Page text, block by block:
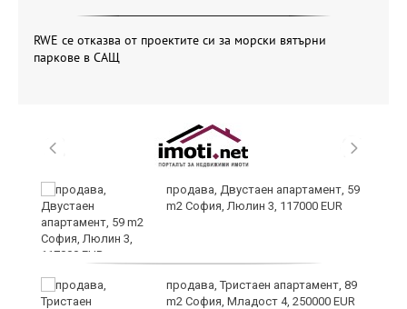
RWE се отказва от проектите си за морски вятърни
паркове в САЩ
продава, Двустаен апартамент, 59
m2 София, Люлин 3, 117000 EUR
продава, Тристаен апартамент, 89
m2 София, Младост 4, 250000 EUR